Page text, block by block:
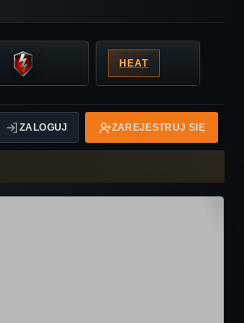
HEAT
ZALOGUJ ZAREJESTRUJ SIĘ